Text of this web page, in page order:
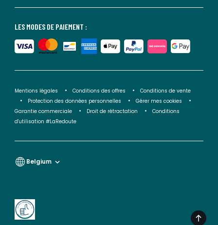
LES MODES DE PAIEMENT :
Mentions légales Conditions des offres
Conditions de vente
Protection des données personnelles
Gérer mes cookies
Garantie commerciale
Droit de rétractation
Conditions
d'utilisation #LaRedoute
Belgium